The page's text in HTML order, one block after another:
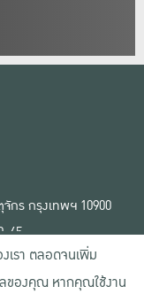
กร กรุงเทพฯ 10900
45
เรา ตลอดจนเพิ่ม
ของคุณ หากคุณใช้งาน